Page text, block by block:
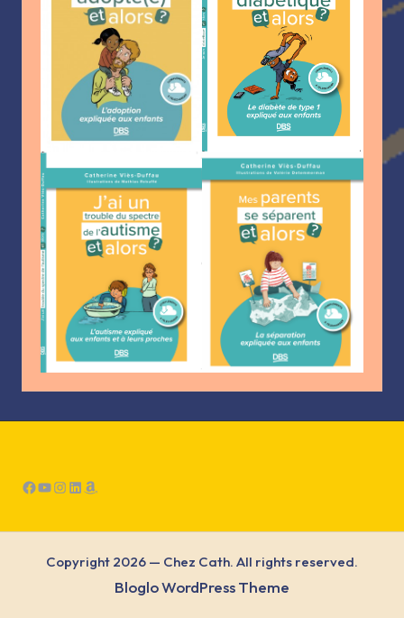
Facebook
YouTube
Instagram
LinkedIn
Amazon
Copyright 2026 — Chez Cath. All rights reserved.
Bloglo WordPress Theme